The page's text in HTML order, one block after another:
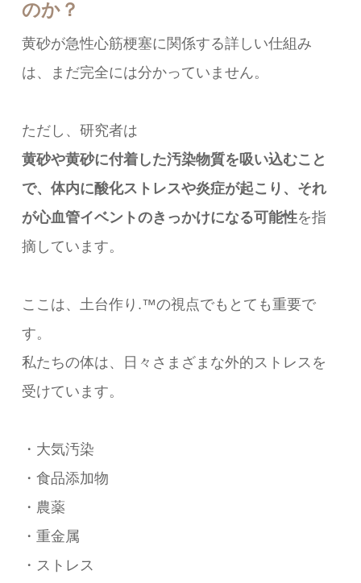
のか？
黄砂が急性心筋梗塞に関係する詳しい仕組み
は、まだ完全には分かっていません。
ただし、研究者は
黄砂や黄砂に付着した汚染物質を吸い込むこと
で、体内に酸化ストレスや炎症が起こり、それ
が心血管イベントのきっかけになる可能性を指
摘しています。
ここは、土台作り.™の視点でもとても重要で
す。
私たちの体は、日々さまざまな外的ストレスを
受けています。
・大気汚染
・食品添加物
・農薬
・重金属
・ストレス